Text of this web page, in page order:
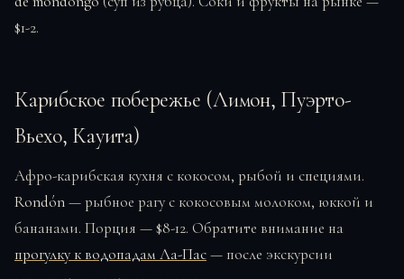
$1-2.
Карибское побережье (Лимон, Пуэрто-
Вьехо, Кауита)
Афро-карибская кухня с кокосом, рыбой и специями.
Rondón— рыбное рагу с кокосовым молоком, юккой и
бананами. Порция — $8-12. Обратите внимание на
прогулку к водопадам Ла-Пас— после экскурсии